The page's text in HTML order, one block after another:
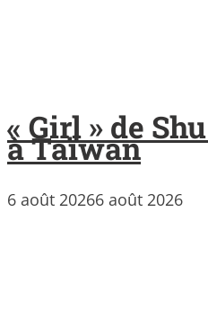
« Girl » de
à Taïwan
6 août 20266 août 2026